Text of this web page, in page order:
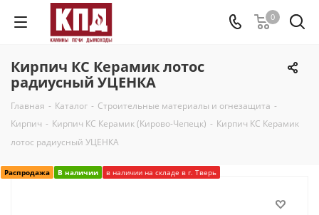
0
Кирпич КС Керамик лотос
радиусный УЦЕНКА
Главная - Каталог - Строительные материалы и огнезащита -
Кирпич - Кирпич КС Керамик (Кирово-Чепецк) - Кирпич КС Керамик
лотос радиусный УЦЕНКА
Распродажа В наличии в наличии на складе в г. Тверь